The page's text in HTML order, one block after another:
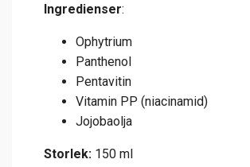
Ingredienser:
Ophytrium
Panthenol
Pentavitin
Vitamin PP (niacinamid)
Jojobaolja
Storlek: 150 ml